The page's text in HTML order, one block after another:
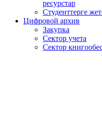
ресурстар
Студенттерге
Цифровой архив
Закупка
Сектор учета
Сектор